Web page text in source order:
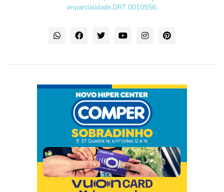
imparcialidade.DRT 0010556.